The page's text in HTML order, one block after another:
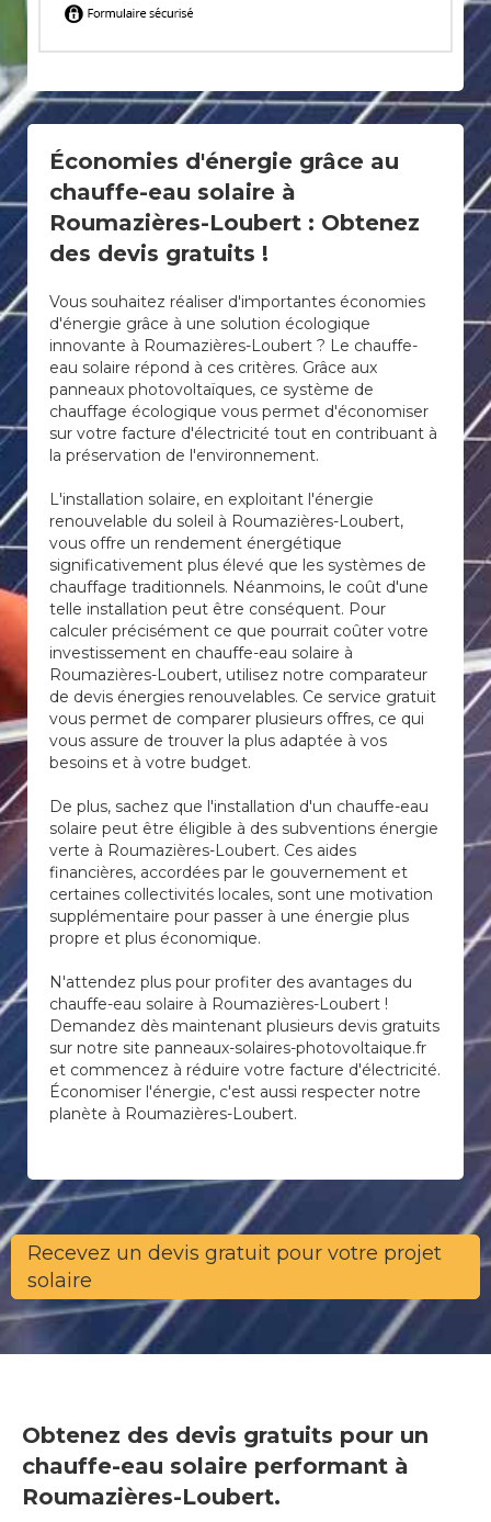
Économies d'énergie grâce au
chauffe-eau solaire à
Roumazières-Loubert : Obtenez
des devis gratuits !
Vous souhaitez réaliser d'importantes économies
d'énergie grâce à une solution écologique
innovante à Roumazières-Loubert ? Le chauffe-
eau solaire répond à ces critères. Grâce aux
panneaux photovoltaïques, ce système de
chauffage écologique vous permet d'économiser
sur votre facture d'électricité tout en contribuant à
la préservation de l'environnement.
L'installation solaire, en exploitant l'énergie
renouvelable du soleil à Roumazières-Loubert,
vous offre un rendement énergétique
significativement plus élevé que les systèmes de
chauffage traditionnels. Néanmoins, le coût d'une
telle installation peut être conséquent. Pour
calculer précisément ce que pourrait coûter votre
investissement en chauffe-eau solaire à
Roumazières-Loubert, utilisez notre comparateur
de devis énergies renouvelables. Ce service gratuit
vous permet de comparer plusieurs offres, ce qui
vous assure de trouver la plus adaptée à vos
besoins et à votre budget.
De plus, sachez que l'installation d'un chauffe-eau
solaire peut être éligible à des subventions énergie
verte à Roumazières-Loubert. Ces aides
financières, accordées par le gouvernement et
certaines collectivités locales, sont une motivation
supplémentaire pour passer à une énergie plus
propre et plus économique.
N'attendez plus pour profiter des avantages du
chauffe-eau solaire à Roumazières-Loubert !
Demandez dès maintenant plusieurs devis gratuits
sur notre site panneaux-solaires-photovoltaique.fr
et commencez à réduire votre facture d'électricité.
Économiser l'énergie, c'est aussi respecter notre
planète à Roumazières-Loubert.
Recevez un devis gratuit pour votre projet
solaire
Obtenez des devis gratuits pour un
chauffe-eau solaire performant à
Roumazières-Loubert.